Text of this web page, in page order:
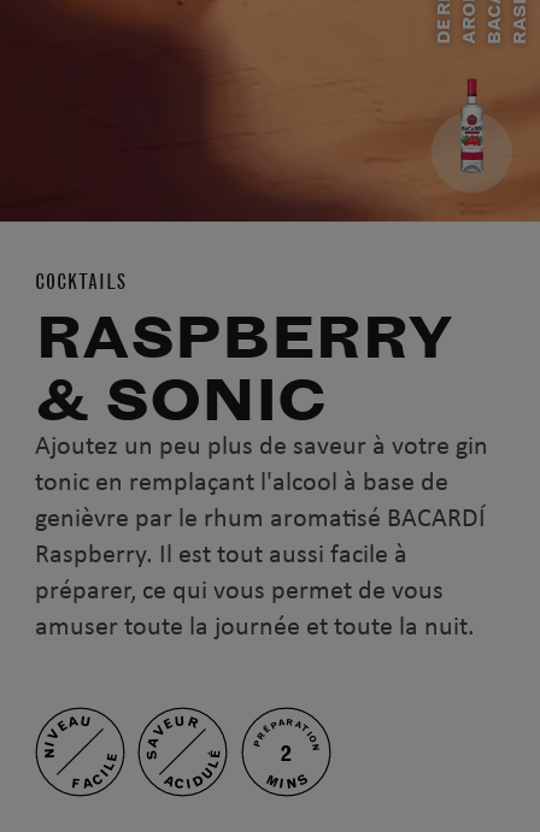
COCKTAILS
RASPBERRY
& SONIC
Ajoutez un peu plus de saveur à votre gin
tonic en remplaçant l'alcool à base de
genièvre par le rhum aromatisé BACARDÍ
Raspberry. Il est tout aussi facile à
préparer, ce qui vous permet de vous
amuser toute la journée et toute la nuit.
NIVEAU
FACILE
SAVEUR
ACIDULÉ
PRÉPARATION
2
MINS